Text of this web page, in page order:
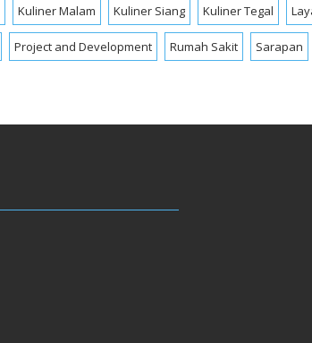
Kuliner Malam Kuliner Siang Kuliner Tegal
Project and Development Rumah Sakit Sarapan